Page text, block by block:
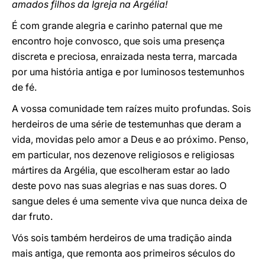
amados filhos da Igreja na Argélia!
É com grande alegria e carinho paternal que me
encontro hoje convosco, que sois uma presença
discreta e preciosa, enraizada nesta terra, marcada
por uma história antiga e por luminosos testemunhos
de fé.
A vossa comunidade tem raízes muito profundas. Sois
herdeiros de uma série de testemunhas que deram a
vida, movidas pelo amor a Deus e ao próximo. Penso,
em particular, nos dezenove religiosos e religiosas
mártires da Argélia, que escolheram estar ao lado
deste povo nas suas alegrias e nas suas dores. O
sangue deles é uma semente viva que nunca deixa de
dar fruto.
Vós sois também herdeiros de uma tradição ainda
mais antiga, que remonta aos primeiros séculos do